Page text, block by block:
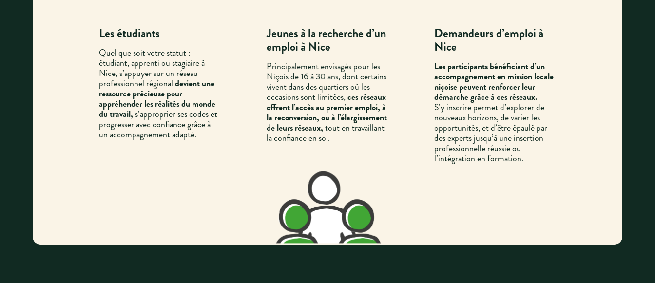
Les étudiants
Quel que soit votre statut :
étudiant, apprenti ou stagiaire à
Nice, s’appuyer sur un réseau
professionnel régionaldevient une
ressource précieuse pour
appréhender les réalités du monde
du travail,s’approprier ses codes et
progresser avec confiance grâce à
un accompagnement adapté.
Jeunes à la recherche d’un
emploi à Nice
Principalement envisagés pour les
Niçois de 16 à 30 ans, dont certains
vivent dans des quartiers où les
occasions sont limitées,ces réseaux
offrent l’accès au premier emploi, à
la reconversion, ou à l’élargissement
de leurs réseaux,tout en travaillant
la confiance en soi.
Demandeurs d’emploi à
Nice
Les participants bénéficiant d’un
accompagnement en mission locale
niçoise peuvent renforcer leur
démarche grâce à ces réseaux.
S’y inscrire permet d’explorer de
nouveaux horizons, de varier les
opportunités, et d’être épaulé par
des experts jusqu’à une insertion
professionnelle réussie ou
l’intégration en formation.